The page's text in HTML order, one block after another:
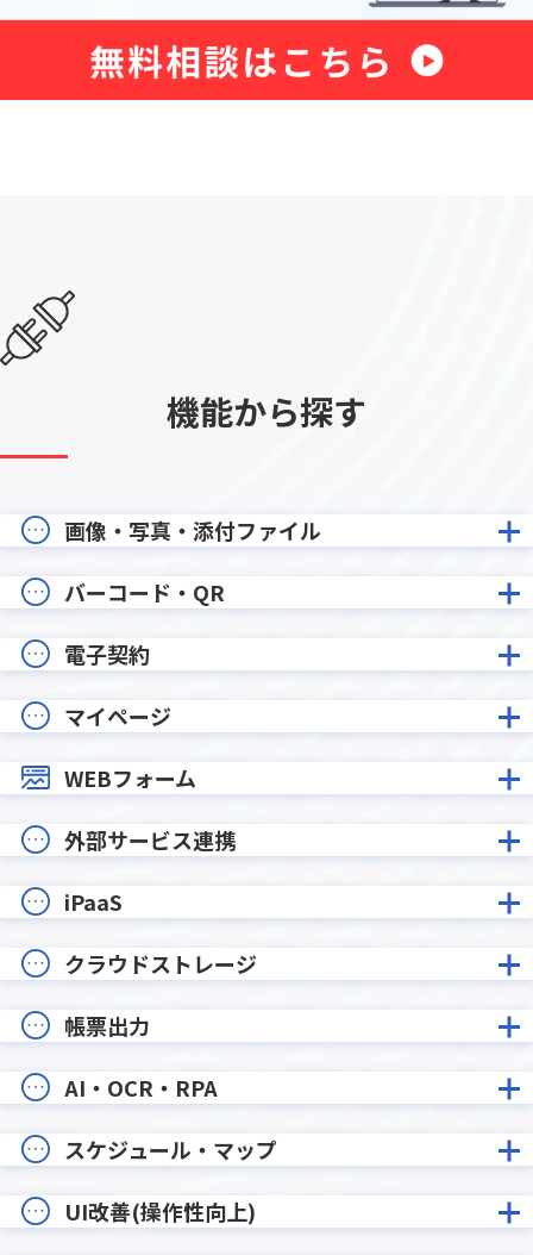
機能から探す
画像・写真・添付ファイル
バーコード・QR
電子契約
マイページ
WEBフォーム
外部サービス連携
iPaaS
クラウドストレージ
帳票出力
AI・OCR・RPA
スケジュール・マップ
UI改善(操作性向上)